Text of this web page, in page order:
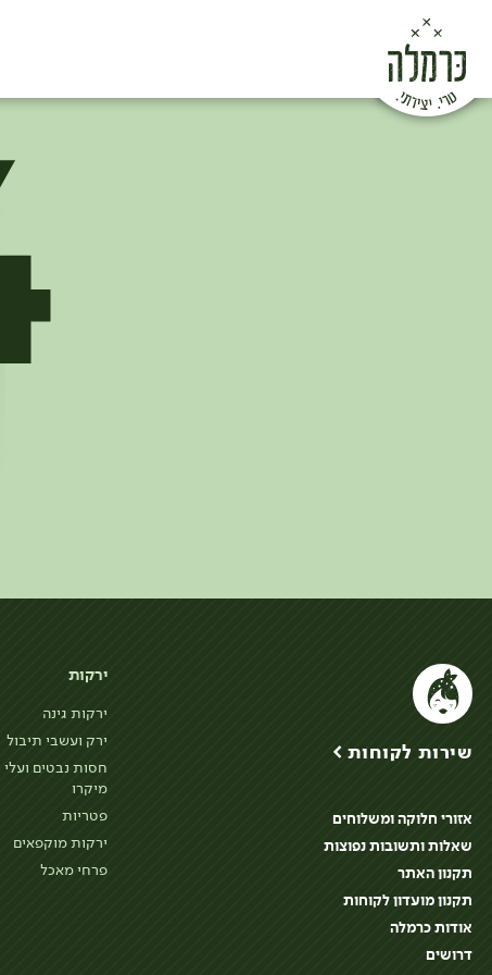
ירקות
ירקות גינה
ירק ועשבי תיבול
חסות נבטים ועלי
מיקרו
פטריות
ירקות מוקפאים
פרחי מאכל
שירות לקוחות >
אזורי חלוקה ומשלוחים
שאלות ותשובות נפוצות
תקנון האתר
תקנון מועדון לקוחות
אודות כרמלה
דרושים